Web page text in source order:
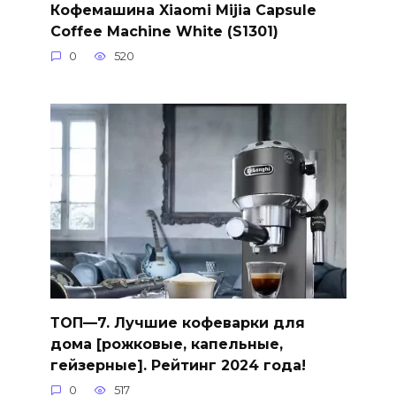
Кофемашина Xiaomi Mijia Capsule
Coffee Machine White (S1301)
0 520
ТОП—7. Лучшие кофеварки для
дома [рожковые, капельные,
гейзерные]. Рейтинг 2024 года!
0 517